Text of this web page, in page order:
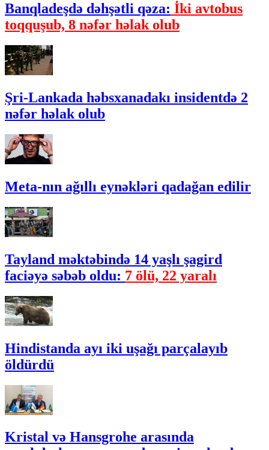
Banqladeşdə dəhşətli qəza: İki avtobus
toqquşub, 8 nəfər həlak olub
Şri-Lankada həbsxanadakı insidentdə 2
nəfər həlak olub
Meta-nın ağıllı eynəkləri qadağan edilir
Tayland məktəbində 14 yaşlı şagird
faciəyə səbəb oldu: 7 ölü, 22 yaralı
Hindistanda ayı iki uşağı parçalayıb
öldürdü
Kristal və Hansgrohe arasında